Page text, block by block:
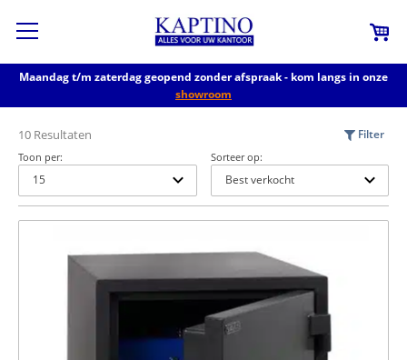
Maandag t/m zaterdag geopend zonder afspraak - kom langs in onze
showroom
10 Resultaten
Filter
Toon per:
Sorteer op: